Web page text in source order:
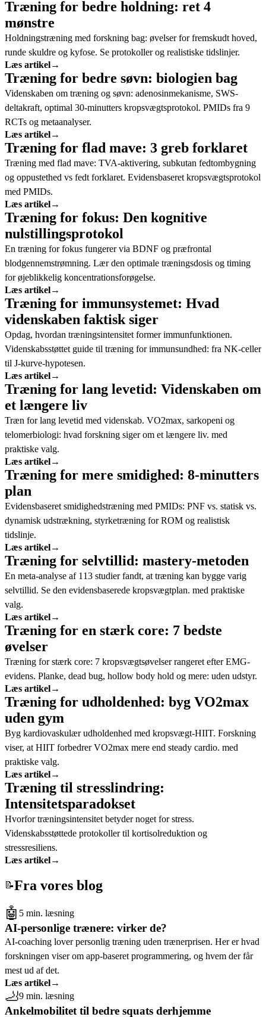
Træning for bedre holdning: ret 4
mønstre
Holdningstræning med forskning bag: øvelser for fremskudt hoved,
runde skuldre og kyfose. Se protokoller og realistiske tidslinjer.
Læs artikel→
Træning for bedre søvn: biologien bag
Videnskaben om træning og søvn: adenosinmekanisme, SWS-
deltakraft, optimal 30-minutters kropsvægtsprotokol. PMIDs fra 9
RCTs og metaanalyser.
Læs artikel→
Træning for flad mave: 3 greb forklaret
Træning med flad mave: TVA-aktivering, subkutan fedtombygning
og oppustethed vs fedt forklaret. Evidensbaseret kropsvægtsprotokol
med PMIDs.
Læs artikel→
Træning for fokus: Den kognitive
nulstillingsprotokol
En træning for fokus fungerer via BDNF og præfrontal
blodgennemstrømning. Lær den optimale træningsdosis og timing
for øjeblikkelig koncentrationsforøgelse.
Læs artikel→
Træning for immunsystemet: Hvad
videnskaben faktisk siger
Opdag, hvordan træningsintensitet former immunfunktionen.
Videnskabsstøttet guide til træning for immunsundhed: fra NK-celler
til J-kurve-hypotesen.
Læs artikel→
Træning for lang levetid: Videnskaben om
et længere liv
Træn for lang levetid med videnskab. VO2max, sarkopeni og
telomerbiologi: hvad forskning siger om et længere liv. med
praktiske valg.
Læs artikel→
Træning for mere smidighed: 8-minutters
plan
Evidensbaseret smidighedstræning med PMIDs: PNF vs. statisk vs.
dynamisk udstrækning, styrketræning for ROM og realistisk
tidslinje.
Læs artikel→
Træning for selvtillid: mastery-metoden
En meta-analyse af 113 studier fandt, at træning kan bygge varig
selvtillid. Se den evidensbaserede kropsvægtplan. med praktiske
valg.
Læs artikel→
Træning for en stærk core: 7 bedste
øvelser
Træning for stærk core: 7 kropsvægtsøvelser rangeret efter EMG-
evidens. Planke, dead bug, hollow body hold og mere: uden udstyr.
Læs artikel→
Træning for udholdenhed: byg VO2max
uden gym
Byg kardiovaskulær udholdenhed med kropsvægt-HIIT. Forskning
viser, at HIIT forbedrer VO2max mere end steady cardio. med
praktiske valg.
Læs artikel→
Træning til stresslindring:
Intensitetsparadokset
Hvorfor træningsintensitet betyder noget for stress.
Videnskabsstøttede protokoller til kortisolreduktion og
stressresiliens.
Læs artikel→
📝Fra vores blog
🤖 5 min. læsning
AI-personlige trænere: virker de?
AI-coaching lover personlig træning uden trænerprisen. Her er hvad
forskningen viser om app-baseret programmering, og hvem der får
mest ud af det.
Læs artikel→
🦶9 min. læsning
Ankelmobilitet til bedre squats derhjemme